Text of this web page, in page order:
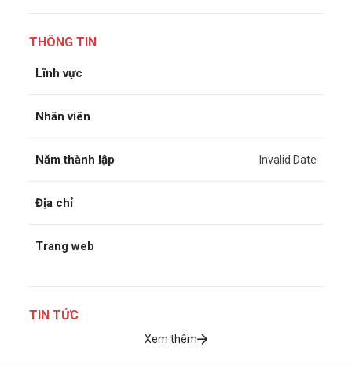
THÔNG TIN
Lĩnh vực
Nhân viên
Năm thành lập Invalid Date
Địa chỉ
Trang web
TIN TỨC
Xem thêm